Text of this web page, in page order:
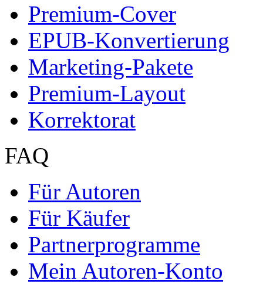
Premium-Cover
EPUB-Konvertierung
Marketing-Pakete
Premium-Layout
Korrektorat
FAQ
Für Autoren
Für Käufer
Partnerprogramme
Mein Autoren-Konto